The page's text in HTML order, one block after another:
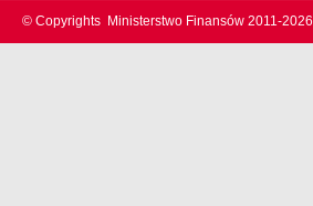
© Copyrights Ministerstwo Finansów 2011-2026